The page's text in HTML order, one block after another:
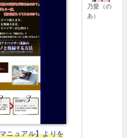
乃愛（の
あ）
ニュアル】よりを